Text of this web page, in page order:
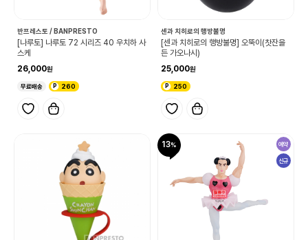
반프레스토 / BANPRESTO
[나루토] 나루토 72 시리즈 40 우치하 사
스케
26,000
무료배송 260
센과 치히로의 행방불명
[센과 치히로의 행방불명] 오뚝이(찻잔을
든 가오나시)
25,000
250
13 예약
신규